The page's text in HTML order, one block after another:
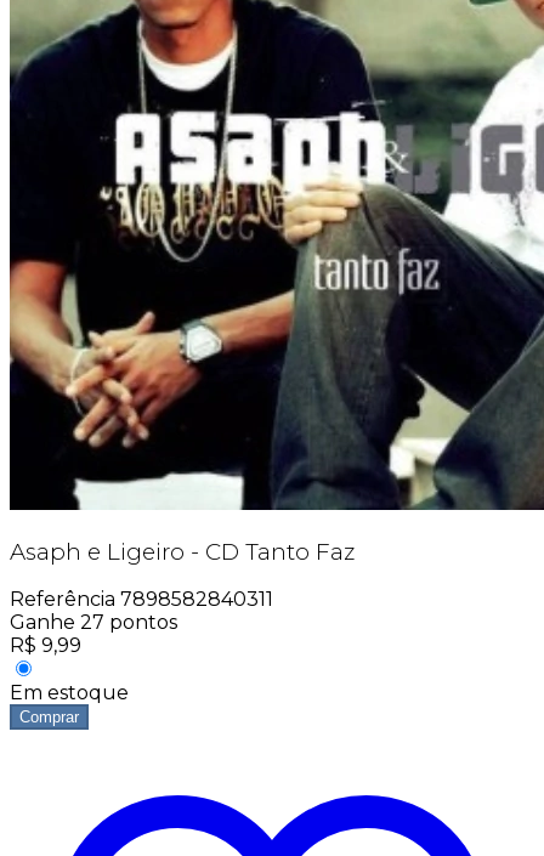
Asaph e Ligeiro - CD Tanto Faz
Referência 7898582840311
Ganhe 27 pontos
R$ 9,99
Em estoque
Comprar